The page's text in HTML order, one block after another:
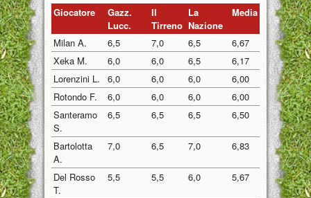
Giocatore
Gazz.
Lucc.
Il
Tirreno
La
Nazione
Media
Milan A. 6,5 7,0 6,5
6,67
Xeka M.
6,0 6,0 6,5
6,17
Lorenzini L.
6,0 6,0 6,0
6,00
Rotondo F.
6,0 6,0 6,0
6,00
Santeramo
S.
6,5 6,5 6,5 6,50
Bartolotta
A.
7,0 6,5 7,0 6,83
Del Rosso
T.
5,5 5,5 6,0 5,67